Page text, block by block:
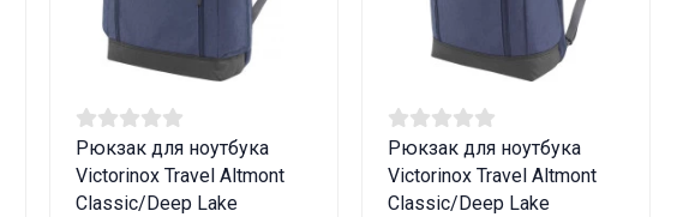
Рюкзак для ноутбука
Victorinox Travel Altmont
Classic/Deep Lake
Рюкзак для ноутбука
Victorinox Travel Altmont
Classic/Deep Lake